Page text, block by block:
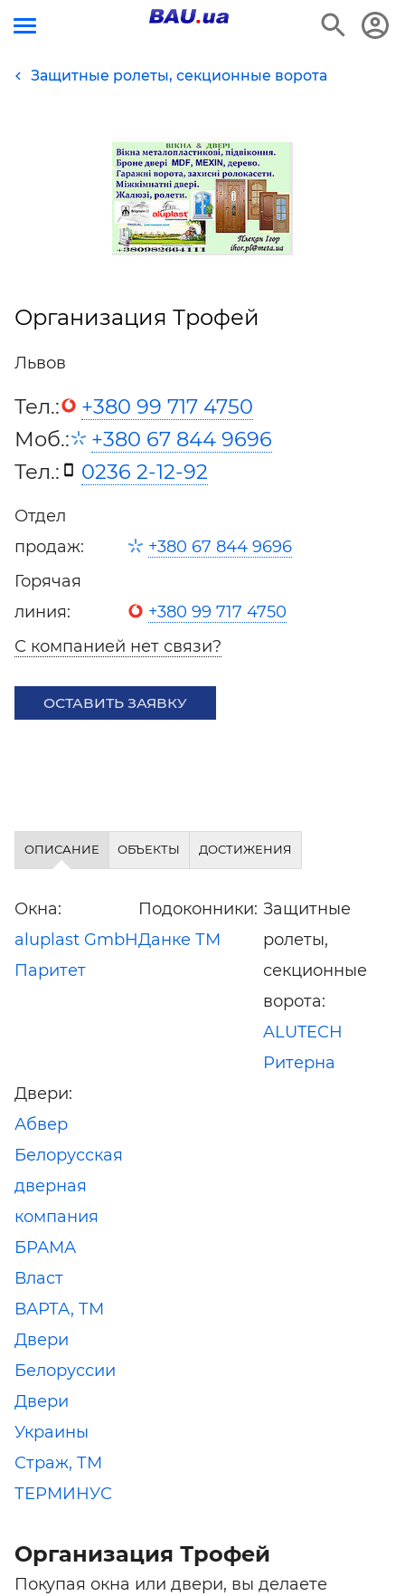
Защитные ролеты, секционные ворота
Организация Трофей
Львов
Тел.:
+380 99 717 4750
Моб.:
+380 67 844 9696
Тел.:
0236 2-12-92
Отдел
продаж:
+380 67 844 9696
Горячая
линия:
+380 99 717 4750
С компанией нет связи?
ОСТАВИТЬ ЗАЯВКУ
ОПИСАНИЕ ОБЪЕКТЫ ДОСТИЖЕНИЯ
Окна:
aluplast GmbH
Паритет
Подоконники:
Данке ТМ
Защитные
ролеты,
секционные
ворота:
ALUTECH
Ритерна
Двери:
Абвер
Белорусская
дверная
компания
БРАМА
Власт
ВАРТА, ТМ
Двери
Белоруссии
Двери
Украины
Страж, ТМ
ТЕРМИНУС
Организация Трофей
Покупая окна или двери, вы делаете